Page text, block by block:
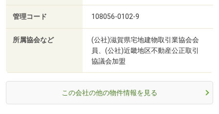
管理コード 108056-0102-9
所属協会など
(公社)滋賀県宅地建物取引業協会会
員、(公社)近畿地区不動産公正取引
協議会加盟
この会社の他の物件情報を見る